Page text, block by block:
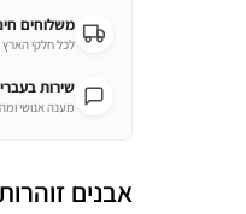
משלוחים
לכל חלקי הארץ
שירות
מענה אנושי
אבנים